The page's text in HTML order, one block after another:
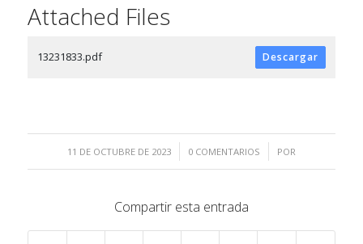
Attached Files
13231833.pdf Descargar
11 DE OCTUBRE DE 2023
/ 0 COMENTARIOS
/ POR
Compartir esta entrada